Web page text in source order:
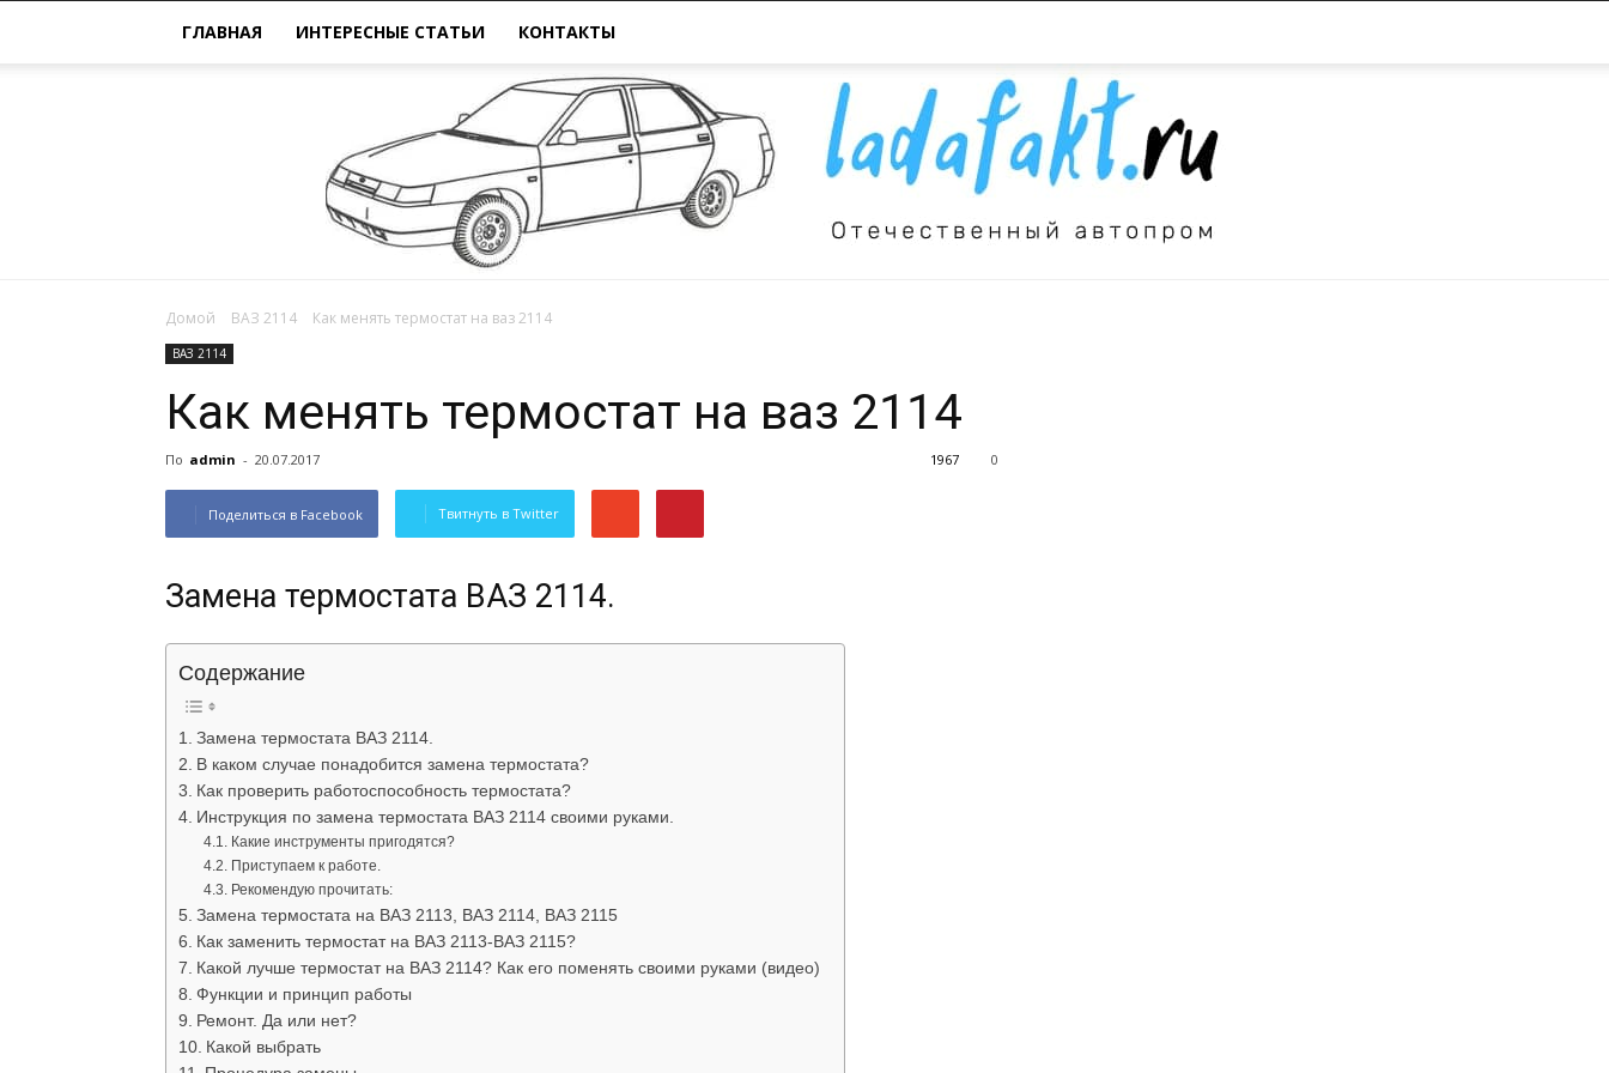
ГЛАВНАЯ ИНТЕРЕСНЫЕ СТАТЬИ КОНТАКТЫ
Домой ВАЗ 2114 Как менять термостат на ваз 2114
ВАЗ 2114
Как менять термостат на ваз 2114
По admin - 20.07.2017 0
1967
Поделиться в Facebook Твитнуть в Twitter
Замена термостата ВАЗ 2114.
Содержание
Замена термостата ВАЗ 2114.
В каком случае понадобится замена термостата?
Как проверить работоспособность термостата?
Инструкция по замена термостата ВАЗ 2114 своими руками.
Какие инструменты пригодятся?
Приступаем к работе.
Рекомендую прочитать:
Замена термостата на ВАЗ 2113, ВАЗ 2114, ВАЗ 2115
Как заменить термостат на ВАЗ 2113-ВАЗ 2115?
Какой лучше термостат на ВАЗ 2114? Как его поменять своими руками (видео)
Функции и принцип работы
Ремонт. Да или нет?
Какой выбрать